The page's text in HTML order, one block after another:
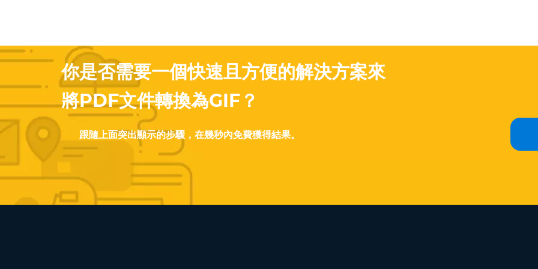
你是否需要一個快速且方便的解決方案來
將PDF文件轉換為GIF？
跟隨上面突出顯示的步驟，在幾秒內免費獲得結果。